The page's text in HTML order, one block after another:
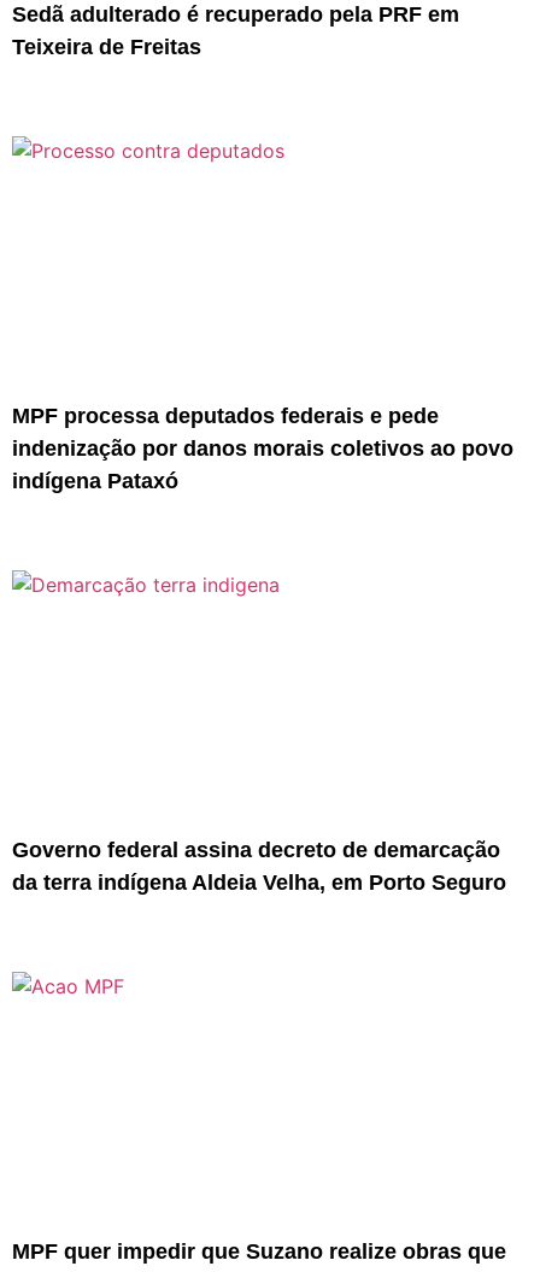
Sedã adulterado é recuperado pela PRF em
Teixeira de Freitas
MPF processa deputados federais e pede
indenização por danos morais coletivos ao povo
indígena Pataxó
Governo federal assina decreto de demarcação
da terra indígena Aldeia Velha, em Porto Seguro
MPF quer impedir que Suzano realize obras que